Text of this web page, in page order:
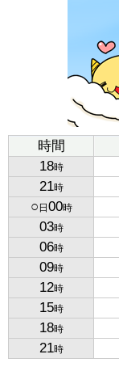
時間
18時
21時
○ 日 00時
03時
06時
09時
12時
15時
18時
21時